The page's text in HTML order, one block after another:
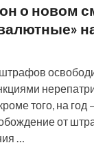
о новом
того, на год
от
…